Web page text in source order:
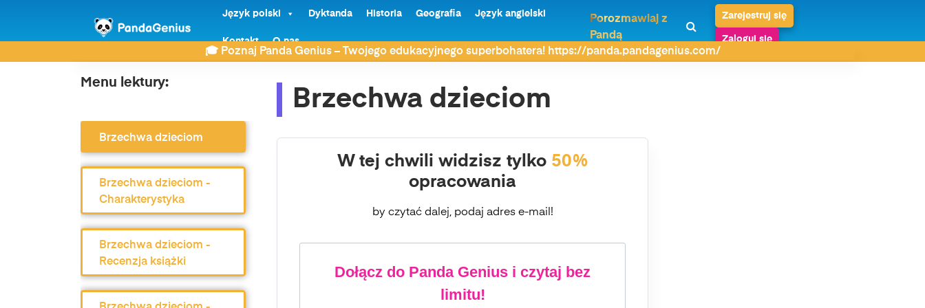
Język polski Dyktanda Historia Geografia Język angielski
Kontakt O nas
Porozmawiaj z
Pandą
Zarejestruj się
Zaloguj się
🎓 Poznaj Panda Genius – Twojego edukacyjnego superbohatera! https://panda.pandagenius.com/
ZDAY Lektury Szkoła podstawowa Klasa 1 Brzechwa dzieciom
Menu lektury:
Brzechwa dzieciom
Brzechwa dzieciom -
Charakterystyka
Brzechwa dzieciom -
Recenzja książki
Brzechwa dzieciom
W tej chwili widzisz tylko 50%
opracowania
by czytać dalej, podaj adres e-mail!
Dołącz do Panda Genius i czytaj bez
limitu!